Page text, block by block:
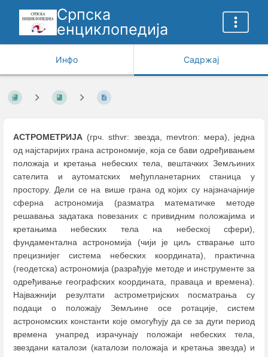
Српска
енциклопедија
Инфо Садржај
АСТРОМЕТРИЈА (грч. sthvr: звезда, mevtron: мера), једна
од најстаријих грана астрономије, која се бави одређивањем
положаја и кретања небеских тела, вештачких Земљиних
сателита и аутоматских међупланетарних станица у
простору. Дели се на више грана од којих су најзначајније
сферна астрономија (разматра математичке методе
решавања задатака повезаних с привидним положајима и
кретањима небеских тела на небеској сфери),
фундаментална астрономија (чији је циљ стварање што
прецизнијег система небеских координата), практична
(геодетска) астрономија (разрађује методе и инструменте за
одређивање географских координата, праваца и времена).
Најважнији резултати астрометријских посматрања су
подаци о положају Земљине осе ротације, систем
астрономских константи које омогућују да се за дуги период
времена унапред израчунају положаји небеских тела,
звездани каталози (каталози положаја и кретања звезда) и